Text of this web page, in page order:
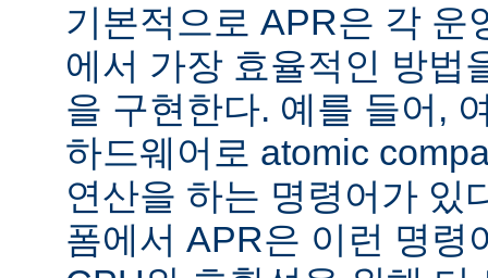
기본적으로 APR은 각 운
에서 가장 효율적인 방법
을 구현한다. 예를 들어,
하드웨어로 atomic
연산을 하는 명령어가 있
폼에서 APR은 이런 명령